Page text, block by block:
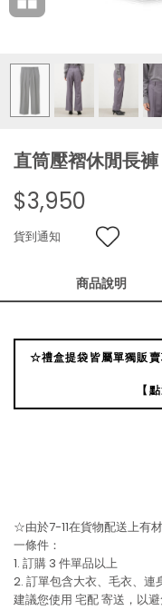
直筒壓褶休閒長
$3,950
貨到通知
商品說明
☆禮盒提袋皆屬單獨販賣
【
☆由於7-11在貨物配送上有
一條件：
1. 訂購 3 件單品以上
2. 訂單包含大衣、毛衣、連
建議您使用 宅配寄送，以避